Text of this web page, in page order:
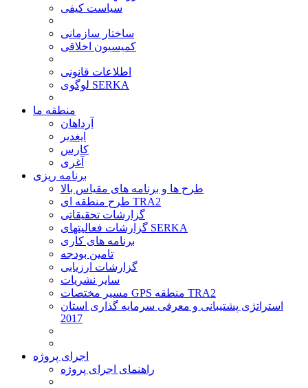
سیاست کیفی
ساختار سازمانی
کمیسیون اخلاقی
اطلاعات قانونی
لوگوی SERKA
منطقه ما
آرداهان
ایغدیر
کارس
آغری
برنامه ریزی
طرح ها و برنامه های مقیاس بالا
طرح منطقه ای TRA2
گزارشات تحقیقاتی
گزارشات فعالیتهای SERKA
برنامه های کاری
تامین بودجه
گزارشات ارزیابی
سایر نشریات
مسیر مختصات GPS منطقه TRA2
استراتژی پشتیبانی و معرفی سرمایه گذاری استان
2017
اجرای پروژه
راهنمای اجرای پروژه